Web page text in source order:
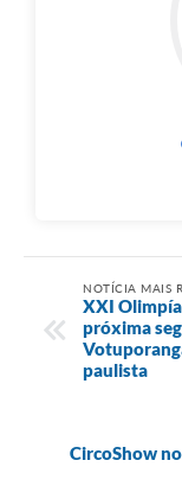
NOTÍCIA MAIS
XXI
próxima
paulista
CircoShow